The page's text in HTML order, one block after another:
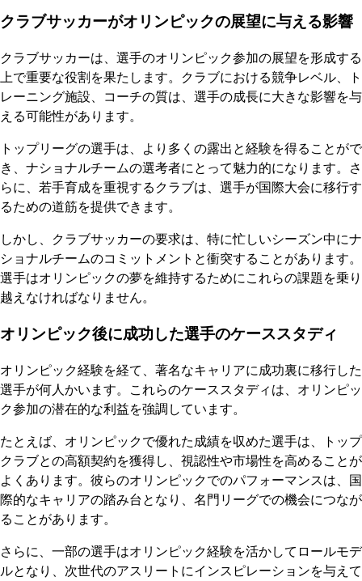
クラブサッカーがオリンピックの展望に与える影響
クラブサッカーは、選手のオリンピック参加の展望を形成する
上で重要な役割を果たします。クラブにおける競争レベル、ト
レーニング施設、コーチの質は、選手の成長に大きな影響を与
える可能性があります。
トップリーグの選手は、より多くの露出と経験を得ることがで
き、ナショナルチームの選考者にとって魅力的になります。さ
らに、若手育成を重視するクラブは、選手が国際大会に移行す
るための道筋を提供できます。
しかし、クラブサッカーの要求は、特に忙しいシーズン中にナ
ショナルチームのコミットメントと衝突することがあります。
選手はオリンピックの夢を維持するためにこれらの課題を乗り
越えなければなりません。
オリンピック後に成功した選手のケーススタディ
オリンピック経験を経て、著名なキャリアに成功裏に移行した
選手が何人かいます。これらのケーススタディは、オリンピッ
ク参加の潜在的な利益を強調しています。
たとえば、オリンピックで優れた成績を収めた選手は、トップ
クラブとの高額契約を獲得し、視認性や市場性を高めることが
よくあります。彼らのオリンピックでのパフォーマンスは、国
際的なキャリアの踏み台となり、名門リーグでの機会につなが
ることがあります。
さらに、一部の選手はオリンピック経験を活かしてロールモデ
ルとなり、次世代のアスリートにインスピレーションを与えて